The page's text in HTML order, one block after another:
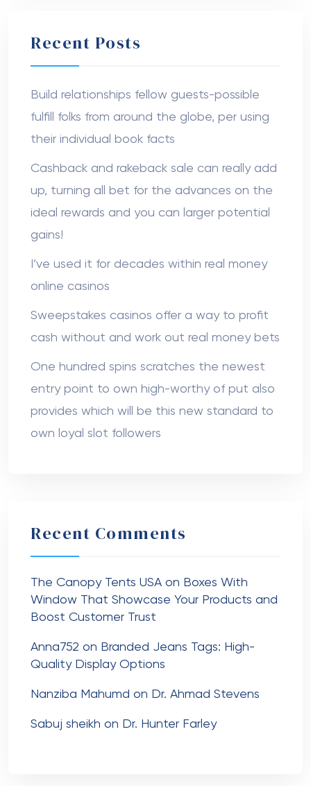
Recent Posts
Build relationships fellow guests-possible
fulfill folks from around the globe, per using
their individual book facts
Cashback and rakeback sale can really add
up, turning all bet for the advances on the
ideal rewards and you can larger potential
gains!
I’ve used it for decades within real money
online casinos
Sweepstakes casinos offer a way to profit
cash without and work out real money bets
One hundred spins scratches the newest
entry point to own high-worthy of put also
provides which will be this new standard to
own loyal slot followers
Recent Comments
The Canopy Tents USA on Boxes With
Window That Showcase Your Products and
Boost Customer Trust
Anna752 on Branded Jeans Tags: High-
Quality Display Options
Nanziba Mahumd on Dr. Ahmad Stevens
Sabuj sheikh on Dr. Hunter Farley